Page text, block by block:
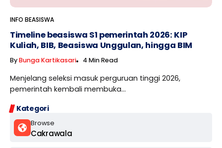
Kategori
Browse
Cakrawala
INFO BEASISWA
Timeline beasiswa S1 pemerintah 2026: KIP
Kuliah, BIB, Beasiswa Unggulan, hingga BIM
ByBunga Kartikasari 4 Min Read
Menjelang seleksi masuk perguruan tinggi 2026,
pemerintah kembali membuka...